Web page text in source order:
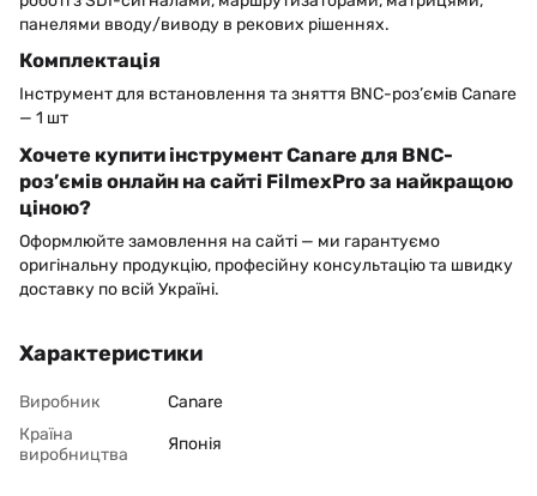
панелями вводу/виводу в рекових рішеннях.
Комплектація
Інструмент для встановлення та зняття BNC-роз’ємів Canare
— 1 шт
Хочете купити інструмент Canare для BNC-
роз’ємів онлайн на сайті FilmexPro за найкращою
ціною?
Оформлюйте замовлення на сайті — ми гарантуємо
оригінальну продукцію, професійну консультацію та швидку
доставку по всій Україні.
Характеристики
Виробник
Canare
Країна
виробництва
Японія